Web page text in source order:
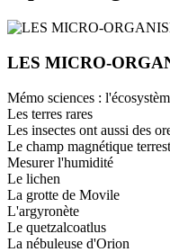
LES MICRO-
Mémo sciences :
Les terres rares
Les insectes ont aussi des
Le champ magnétique
Mesurer l'humidité
Le lichen
La grotte de Movile
L'argyronète
Le quetzalcoatlus
La nébuleuse d'Orion